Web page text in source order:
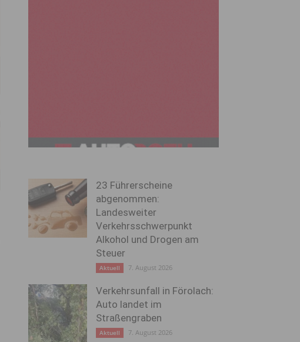
23 Führerscheine
abgenommen:
Landesweiter
Verkehrsschwerpunkt
Alkohol und Drogen am
Steuer
Aktuell 7. August 2026
Verkehrsunfall in Förolach:
Auto landet im
Straßengraben
Aktuell 7. August 2026